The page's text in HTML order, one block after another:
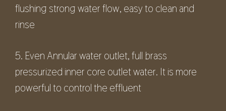
flushing strong water flow, easy to clean and
rinse
5. Even Annular water outlet, full brass
pressurized inner core outlet water. It is more
powerful to control the effluent